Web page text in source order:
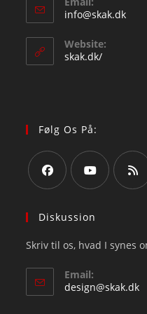
in
your
application
info@skak.dk
Website:
skak.dk/
Følg Os På:
in
new
tab
in
new
new
Diskussion
Skriv til os, hvad I synes
Email:
design@skak.dk